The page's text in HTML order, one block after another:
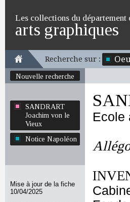
Les collections du département
arts graphiques
Recherche sur :
Nouvelle recherche
SANDRART
Joachim von le
Vieux
Notice Napoléon
Mise à jour de la fiche
10/04/2025
Ecole